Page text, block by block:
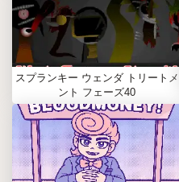
スプランキー ウェンダ トリートメ
ント フェーズ40